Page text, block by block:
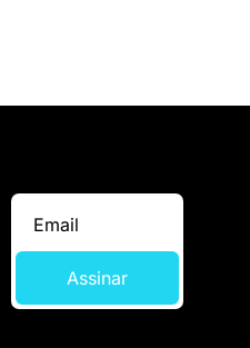
Assinar